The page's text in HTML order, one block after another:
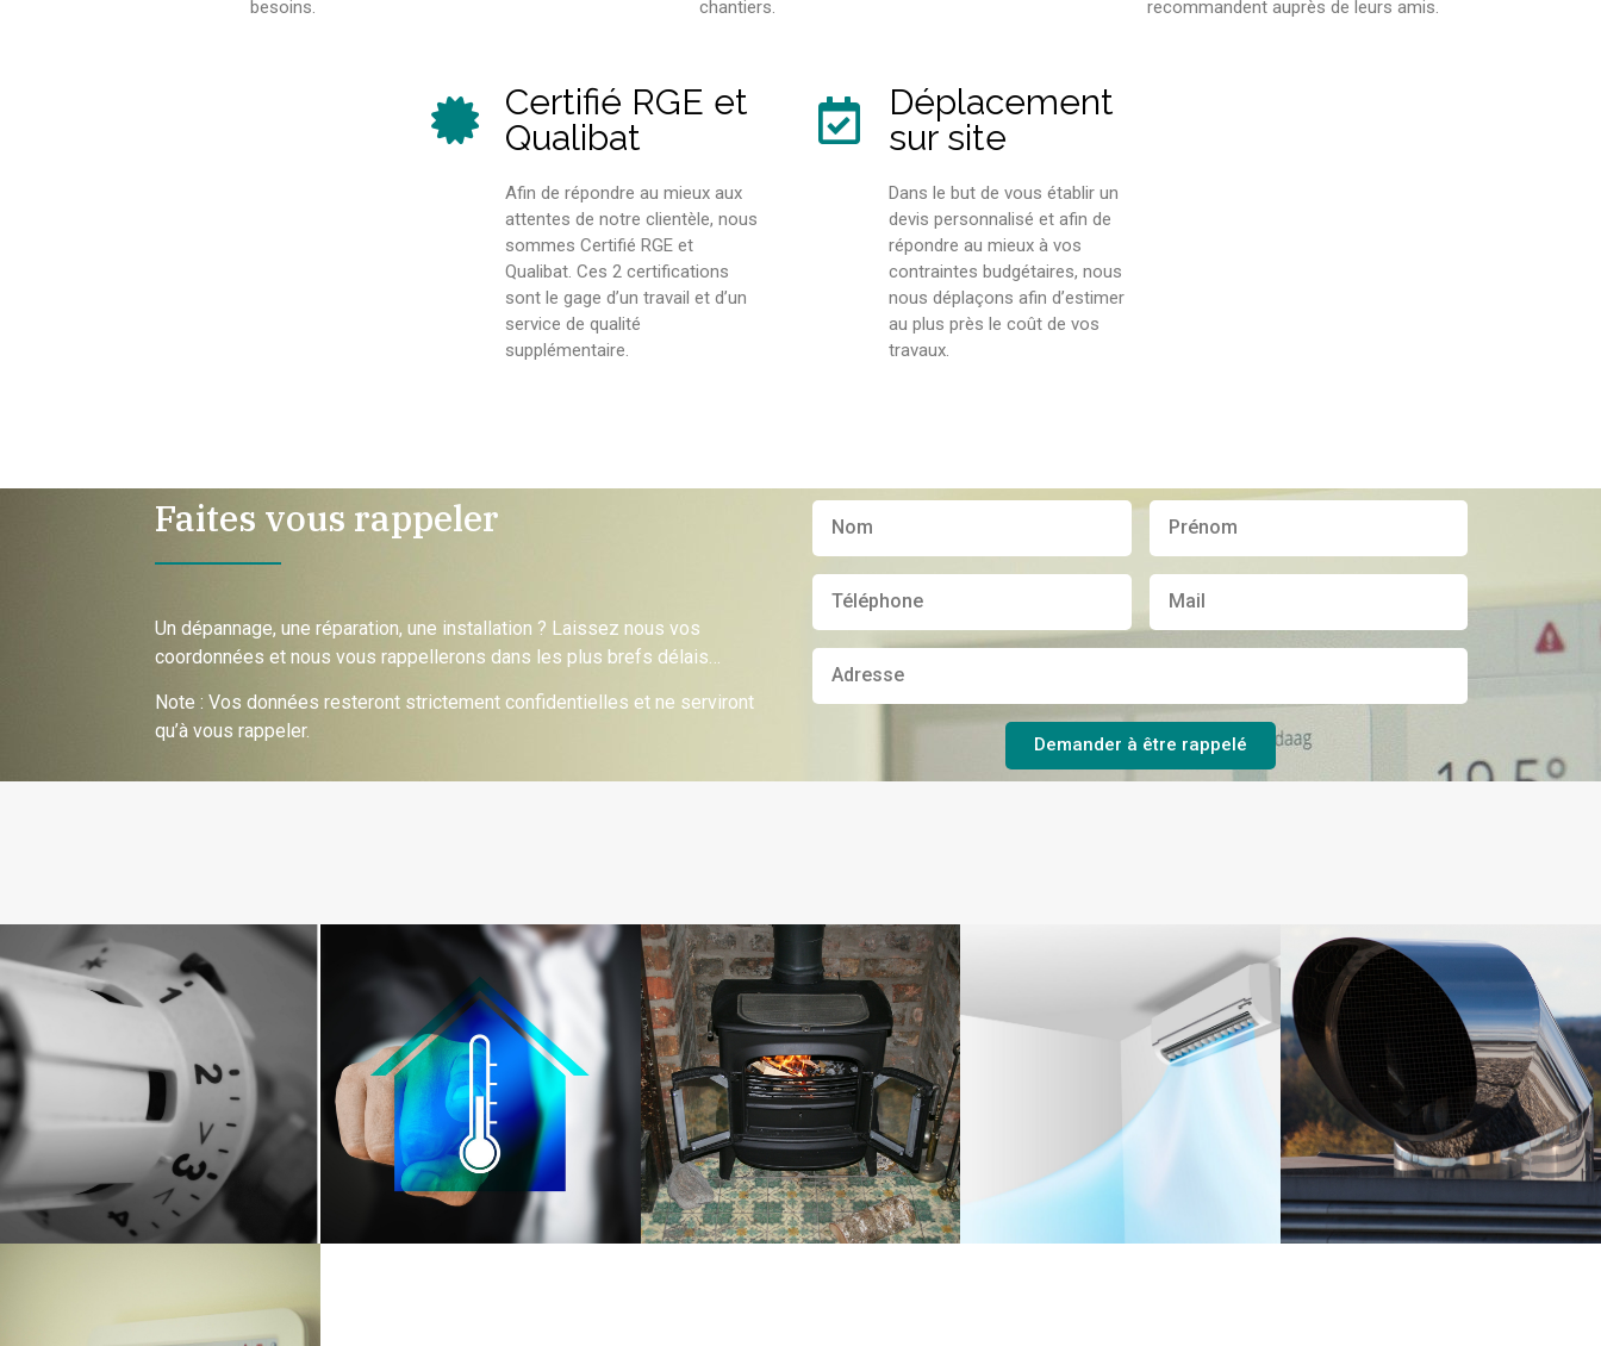
besoins.
chantiers.
recommandent auprès de leurs amis.
Certifié RGE et
Qualibat
Afin de répondre au mieux aux
attentes de notre clientèle, nous
sommes Certifié RGE et
Qualibat. Ces 2 certifications
sont le gage d’un travail et d’un
service de qualité
supplémentaire.
Déplacement
sur site
Dans le but de vous établir un
devis personnalisé et afin de
répondre au mieux à vos
contraintes budgétaires, nous
nous déplaçons afin d’estimer
au plus près le coût de vos
travaux.
Faites vous rappeler
Un dépannage, une réparation, une installation ? Laissez nous vos
coordonnées et nous vous rappellerons dans les plus brefs délais…
Note : Vos données resteront strictement confidentielles et ne serviront
qu’à vous rappeler.
Demander à être rappelé